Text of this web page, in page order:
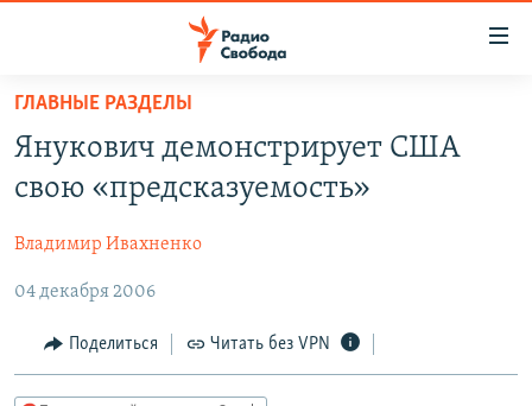
упрощенного
доступа
основному
Вернутся
главной
навигации
ПОДКАСТЫ
АВТОРСКИЕ ПРОЕКТЫ
ЦИТАТЫ СВОБОДЫ
МНЕНИЯ
КУЛЬТУРА
IDEL.РЕАЛИИ
ГЛАВНЫЕ РАЗДЕЛЫ
Янукович демонстрирует США
свою «предсказуемость»
Владимир Ивахненко
04 декабря 2006
Поделиться Читать без VPN